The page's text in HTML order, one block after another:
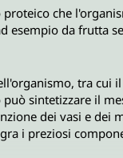
che
esempio da frutta
tra cui
sintetizzare il
dei vasi e dei
i preziosi